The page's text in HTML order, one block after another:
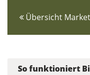
Übersicht
So funktioniert